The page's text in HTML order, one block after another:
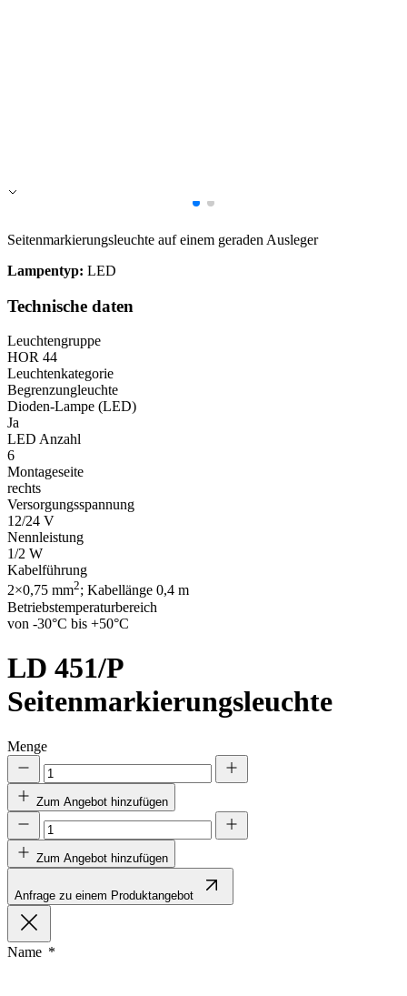
Seitenmarkierungsleuchte auf einem geraden Ausleger
Lampentyp: LED
Technische daten
Leuchtengruppe
HOR 44
Leuchtenkategorie
Begrenzungleuchte
Dioden-Lampe (LED)
Ja
LED Anzahl
6
Montageseite
rechts
Versorgungsspannung
12/24 V
Nennleistung
1/2 W
Kabelführung
2×0,75 mm2; Kabellänge 0,4 m
Betriebstemperaturbereich
von -30°C bis +50°C
LD 451/P
Seitenmarkierungsleuchte
Menge
Zum Angebot hinzufügen
Zum Angebot hinzufügen
Anfrage zu einem Produktangebot
Name